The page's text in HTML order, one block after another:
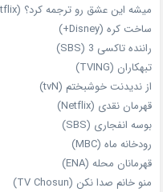
میشه این عشق رو ترجمه کرد؟ (Netflix)
ساخت کره (Disney+)
راننده تاکسی 3 (SBS)
تبهکاران (TVING)
از ندیدنت خوشبختم (tvN)
قهرمان نقدی (Netflix)
بوسه انفجاری (SBS)
رودخانه ماه (MBC)
قهرمانان محله (ENA)
منو خانم صدا نکن (TV Chosun)